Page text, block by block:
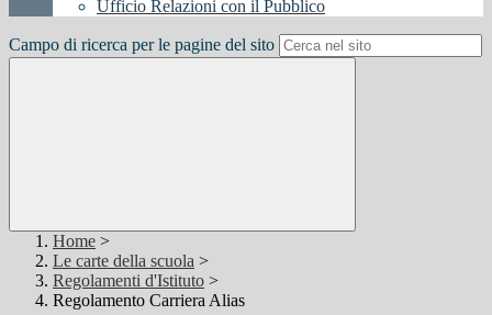
Ufficio Relazioni con il Pubblico
Campo di ricerca per le pagine del sito
Home >
Le carte della scuola >
Regolamenti d'Istituto >
Regolamento Carriera Alias